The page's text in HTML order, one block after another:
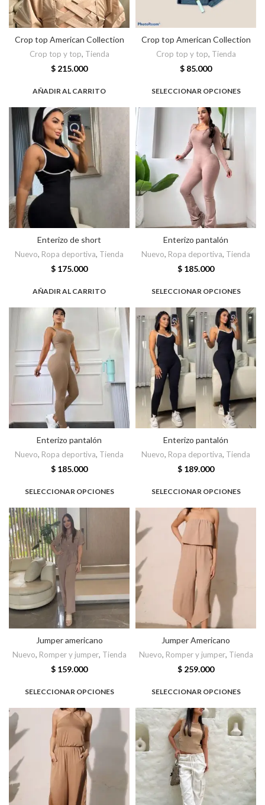
Crop top American Collection
Crop top y top, Tienda
$ 215.000
AÑADIR AL CARRITO
Crop top American Collection
Crop top y top, Tienda
$ 85.000
SELECCIONAR OPCIONES
Enterizo de short
Nuevo, Ropa deportiva, Tienda
$ 175.000
AÑADIR AL CARRITO
Enterizo pantalón
Nuevo, Ropa deportiva, Tienda
$ 185.000
SELECCIONAR OPCIONES
Enterizo pantalón
Nuevo, Ropa deportiva, Tienda
$ 185.000
SELECCIONAR OPCIONES
Enterizo pantalón
Nuevo, Ropa deportiva, Tienda
$ 189.000
SELECCIONAR OPCIONES
Jumper americano
Nuevo, Romper y jumper, Tienda
$ 159.000
SELECCIONAR OPCIONES
Jumper Americano
Nuevo, Romper y jumper, Tienda
$ 259.000
SELECCIONAR OPCIONES